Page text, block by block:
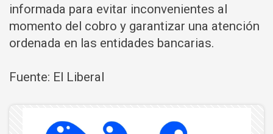
informada para evitar inconvenientes al
momento del cobro y garantizar una atención
ordenada en las entidades bancarias.
Fuente: El Liberal